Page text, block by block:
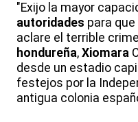
"Exijo la mayor
autoridades para
aclare el terrible
hondureña, Xiomara
desde un estadio
festejos por la
antigua colonia